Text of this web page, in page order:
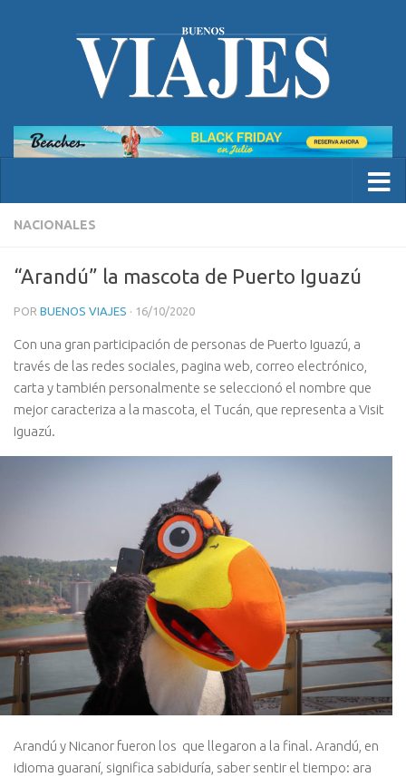
NACIONALES
“Arandú” la mascota de Puerto Iguazú
POR BUENOS VIAJES · 16/10/2020
Con una gran participación de personas de Puerto Iguazú, a
través de las redes sociales, pagina web, correo electrónico,
carta y también personalmente se seleccionó el nombre que
mejor caracteriza a la mascota, el Tucán, que representa a Visit
Iguazú.
Arandú y Nicanor fueron los que llegaron a la final. Arandú, en
idioma guaraní, significa sabiduría, saber sentir el tiempo: ara